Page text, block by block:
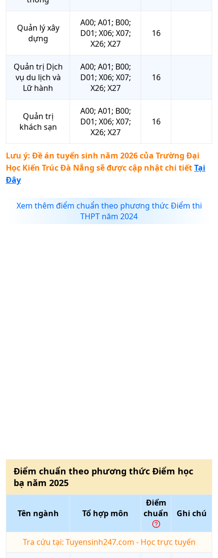
Quản lý xây
dựng
A00; A01; B00;
D01; X06; X07;
X26; X27
16
Quản trị Dịch
vụ du lịch và
Lữ hành
A00; A01; B00;
D01; X06; X07;
X26; X27
16
Quản trị
khách sạn
A00; A01; B00;
D01; X06; X07;
X26; X27
16
Lưu ý: Đề án tuyển sinh năm 2026 của Trường Đại
Học Kiến Trúc Đà Nẵng sẽ được cập nhật chi tiếtTại
Đây
Xem thêm điểm chuẩn theo phương thức Điểm thi
THPT năm 2024
Điểm chuẩn theo phương thức Điểm học
bạ năm 2025
Tên ngành Tổ hợp môn
Điểm
chuẩn
Ghi chú
Tra cứu tại: Tuyensinh247.com - Học trực tuyến